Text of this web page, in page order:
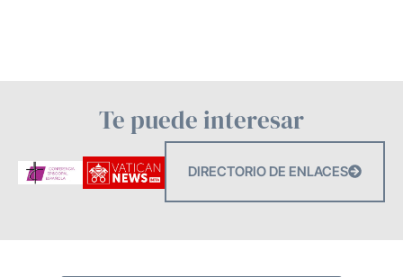
Te puede interesar
DIRECTORIO DE ENLACES